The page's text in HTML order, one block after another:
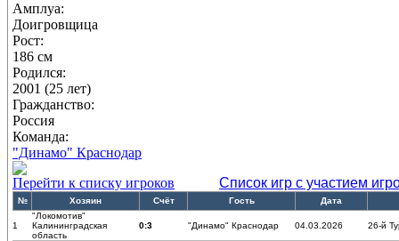
Амплуа:
Доигровщица
Рост:
186 см
Родился:
2001 (25 лет)
Гражданство:
Россия
Команда:
"Динамо" Краснодар
Перейти к списку игроков
Список игр с участием
№ Хозяин Счёт Гость Дата
1
"Локомотив"
Калининградская
область
0:3 "Динамо" Краснодар 04.03.2026 26-й